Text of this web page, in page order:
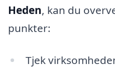
Heden, kan du
punkter:
Tjek